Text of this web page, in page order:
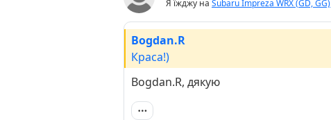
Я їжджу на Subaru Impreza WRX (GD, GG)
Bogdan.R
Краса!)
Bogdan.R, дякую